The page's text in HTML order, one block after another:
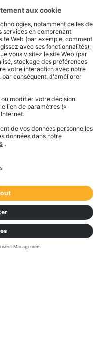
nos
service dont
amélioré nos
lié à notre
actuel